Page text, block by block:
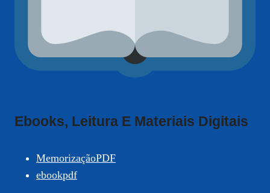
Ebooks, Leitura E Materiais Digitais
MemorizaçãoPDF
ebookpdf